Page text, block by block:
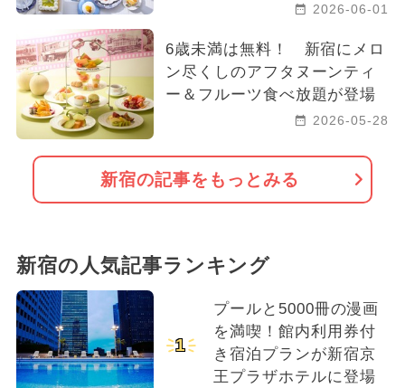
2026-06-01
6歳未満は無料！ 新宿にメロ
ン尽くしのアフタヌーンティ
ー＆フルーツ食べ放題が登場
2026-05-28
新宿の記事をもっとみる
新宿の人気記事ランキング
1
プールと5000冊の漫画
を満喫！館内利用券付
き宿泊プランが新宿京
王プラザホテルに登場